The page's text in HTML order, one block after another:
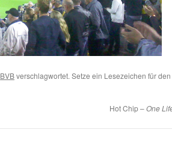
BVBverschlagwortet. Setze ein Lesezeichen für den
Hot Chip –One